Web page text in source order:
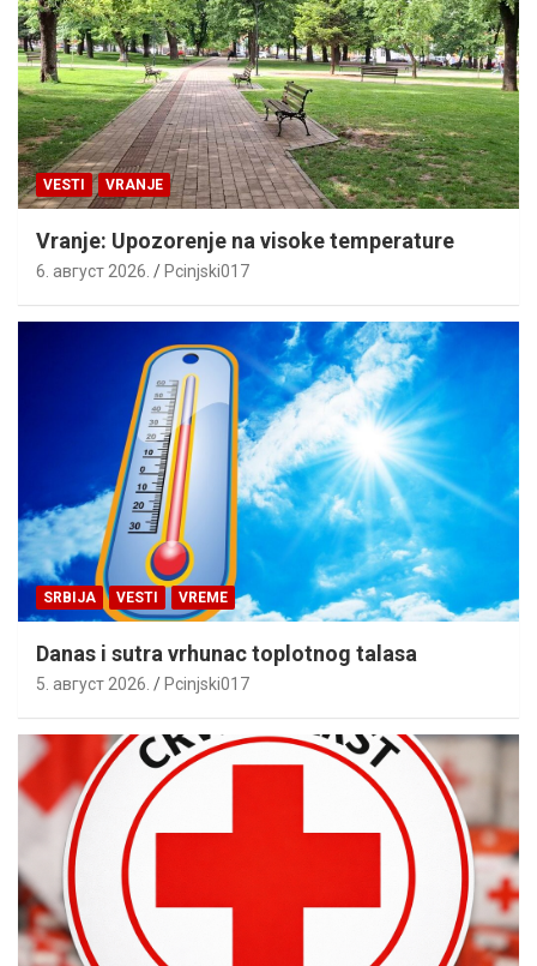
VESTI VRANJE
Vranje: Upozorenje na visoke temperature
6. август 2026. Pcinjski017
SRBIJA VESTI VREME
Danas i sutra vrhunac toplotnog talasa
5. август 2026. Pcinjski017